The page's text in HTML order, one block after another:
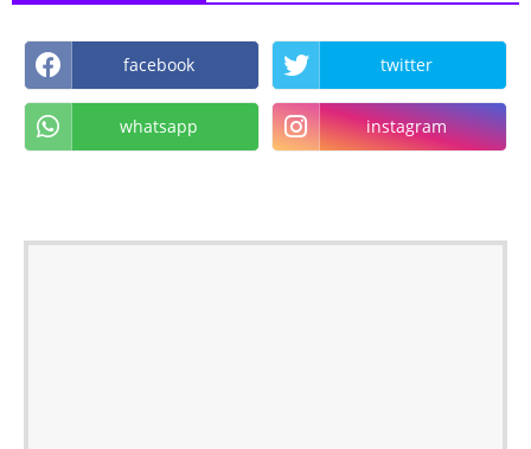
facebook twitter
whatsapp instagram